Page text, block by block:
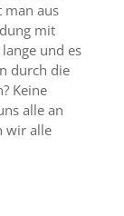
man aus
mit
und es
durch die
Keine
alle an
wir alle